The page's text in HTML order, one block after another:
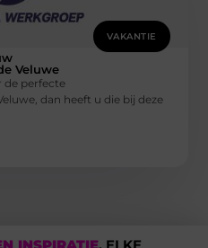
VAKANTIE
Veluwe
de perfecte
dan heeft u die bij deze